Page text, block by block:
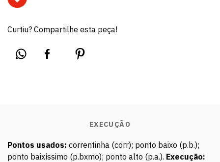
Curtiu? Compartilhe esta peça!
EXECUÇÃO
Pontos usados: correntinha (corr); ponto baixo (p.b.);
ponto baixíssimo (p.bxmo); ponto alto (p.a.). Execução: